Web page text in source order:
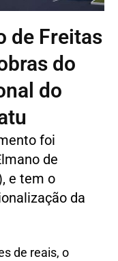
de Freitas
do
do
foi
de
e tem o
da
de reais, o